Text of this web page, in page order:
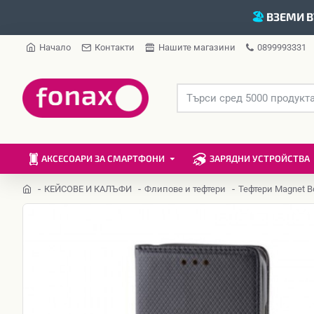
🏖️ ВЗЕМИ
Начало Контакти Нашите магазини 0899993331
АКСЕСОАРИ ЗА СМАРТФОНИ ЗАРЯДНИ УСТРОЙСТВА
КЕЙСОВЕ И КАЛЪФИ Флипове и тефтери Тефтери Magnet